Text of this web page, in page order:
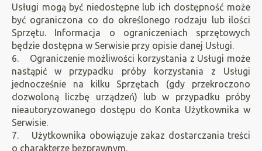
Usługi mogą być niedostępne lub ich dostępność może
być ograniczona co do określonego rodzaju lub ilości
Sprzętu. Informacja o ograniczeniach sprzętowych
będzie dostępna w Serwisie przy opisie danej Usługi.
6. Ograniczenie możliwości korzystania z Usługi może
nastąpić w przypadku próby korzystania z Usługi
jednocześnie na kilku Sprzętach (gdy przekroczono
dozwoloną liczbę urządzeń) lub w przypadku próby
nieautoryzowanego dostępu do Konta Użytkownika w
Serwisie.
7. Użytkownika obowiązuje zakaz dostarczania treści
o charakterze bezprawnym.